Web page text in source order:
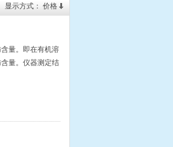
显示方式： 价格
量。即在有机溶
量。仪器测定结